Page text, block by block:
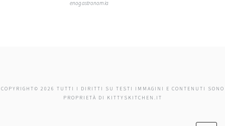
enogastronomia
COPYRIGHT© 2026 TUTTI I DIRITTI SU TESTI IMMAGINI E CONTENUTI SONO
PROPRIETÀ DI KITTYSKITCHEN.IT